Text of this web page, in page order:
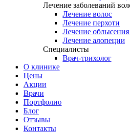
Лечение заболеваний
Лечение волос
Лечение перхоти
Лечение
Лечение алопеции
Специалисты
Врач-трихолог
О клинике
Цены
Акции
Врачи
Портфолио
Блог
Отзывы
Контакты